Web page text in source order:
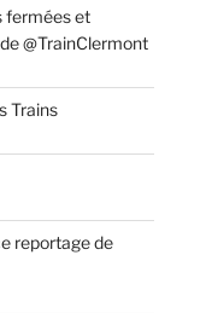
fermées et
@TrainClermont
Trains
reportage de